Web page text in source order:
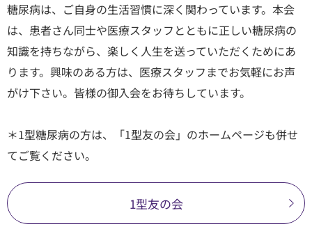
糖尿病は、ご自身の生活習慣に深く関わっています。本会
は、患者さん同士や医療スタッフとともに正しい糖尿病の
知識を持ちながら、楽しく人生を送っていただくためにあ
ります。興味のある方は、医療スタッフまでお気軽にお声
がけ下さい。皆様の御入会をお待ちしています。
＊1型糖尿病の方は、「1型友の会」のホームページも併せ
てご覧ください。
1型友の会